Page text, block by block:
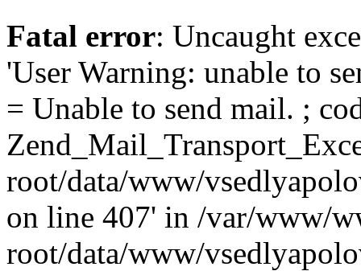
Fatal error: Uncaught
'User Warning: unable to
= Unable to send mail. ;
root/data/www/
on line 407' in /var/www/
root/data/www/